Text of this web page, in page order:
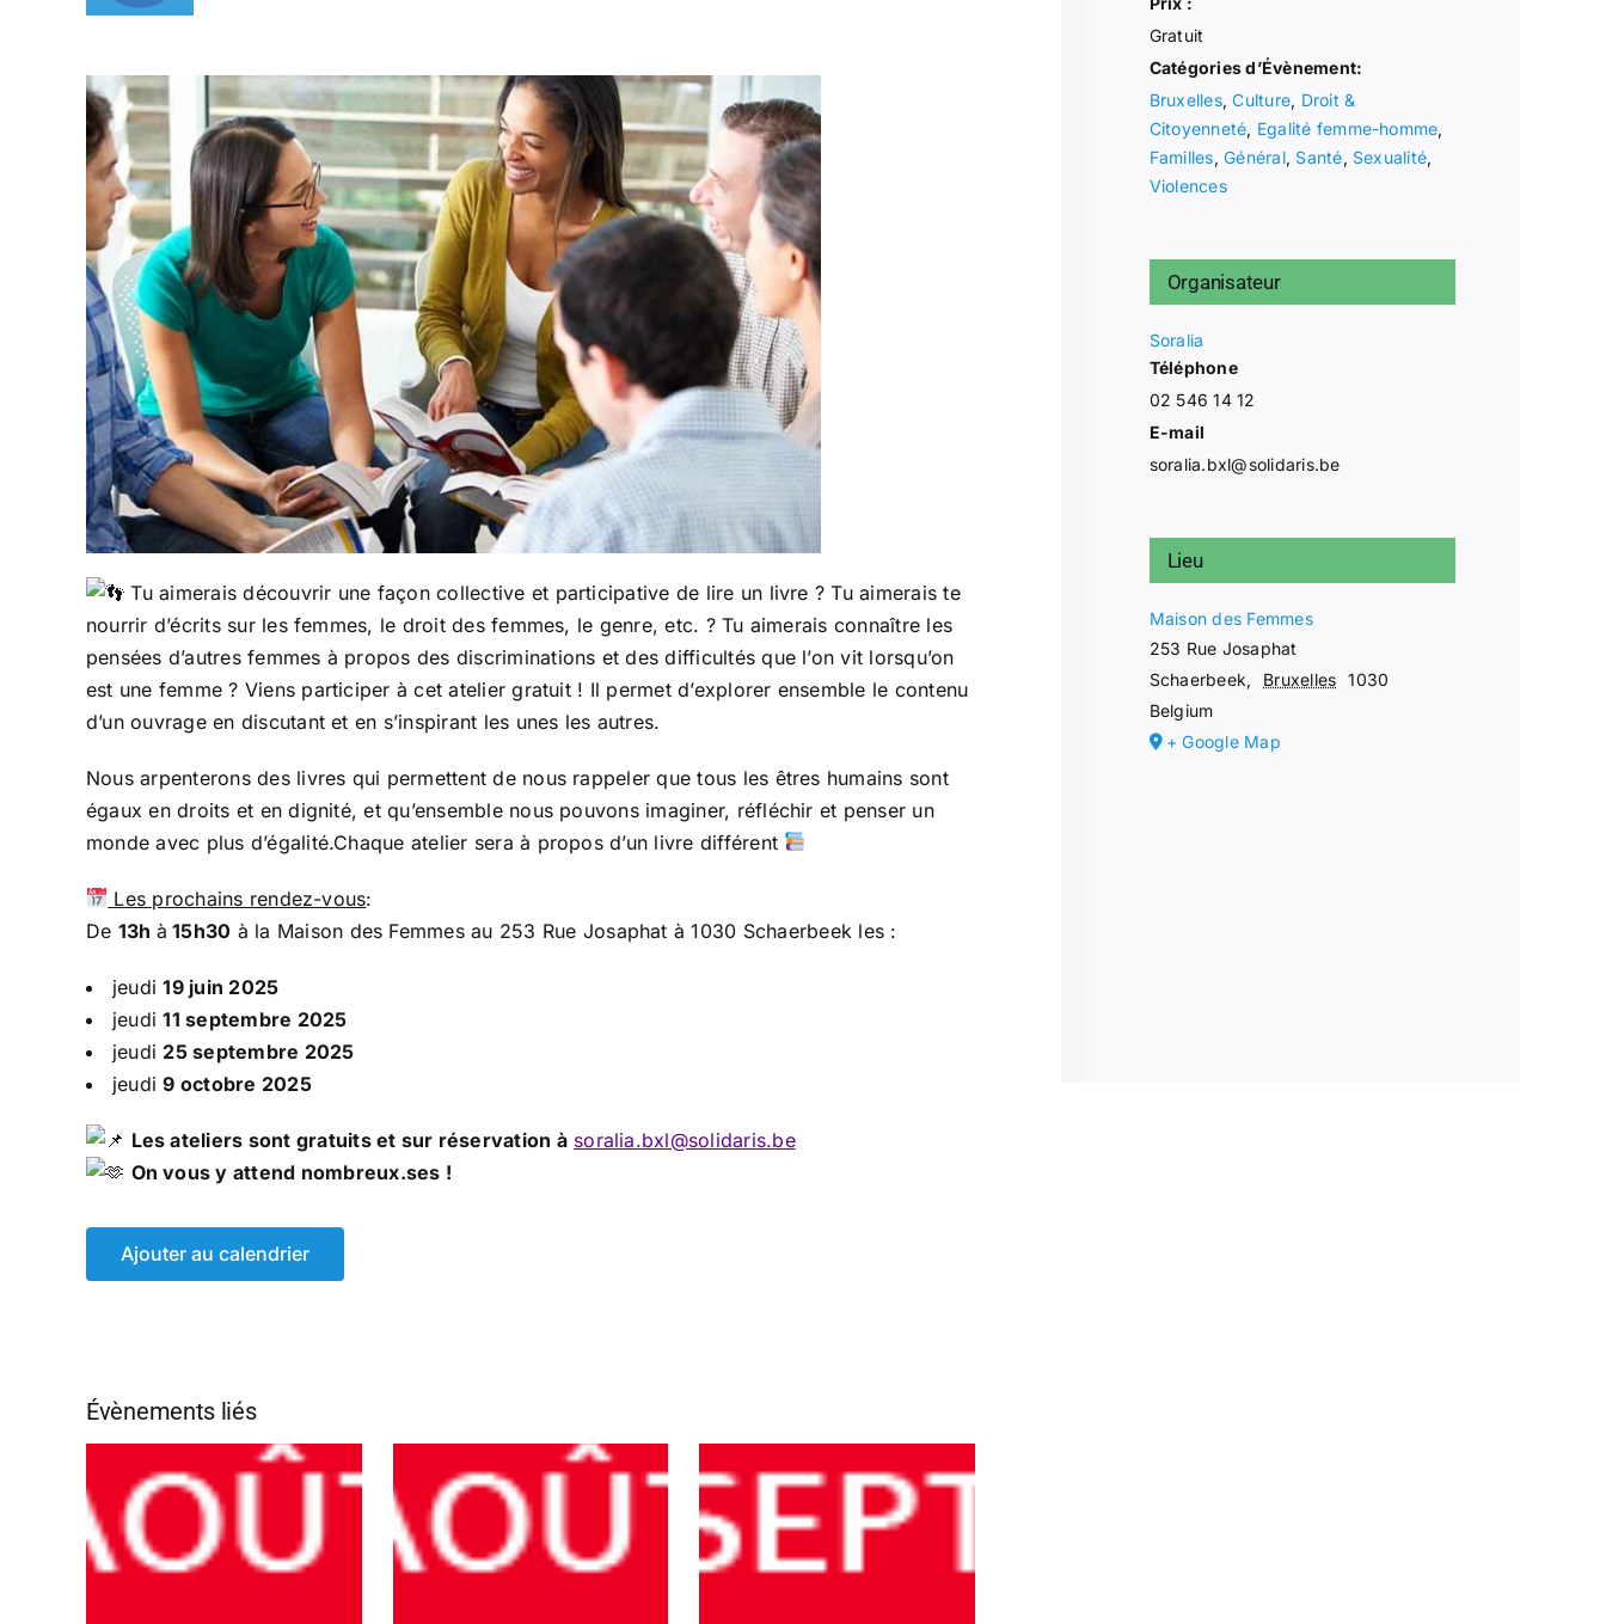
Tu aimerais découvrir une façon collective et participative de lire un livre ? Tu aimerais te
nourrir d’écrits sur les femmes, le droit des femmes, le genre, etc. ? Tu aimerais connaître les
pensées d’autres femmes à propos des discriminations et des difficultés que l’on vit lorsqu’on
est une femme ? Viens participer à cet atelier gratuit ! Il permet d’explorer ensemble le contenu
d’un ouvrage en discutant et en s’inspirant les unes les autres.
Nous arpenterons des livres qui permettent de nous rappeler que tous les êtres humains sont
égaux en droits et en dignité, et qu’ensemble nous pouvons imaginer, réfléchir et penser un
monde avec plus d’égalité.Chaque atelier sera à propos d’un livre différent
Les prochains rendez-vous:
De 13h à 15h30 à la Maison des Femmes au 253 Rue Josaphat à 1030 Schaerbeek les :
jeudi19 juin 2025
jeudi11 septembre 2025
jeudi 25 septembre 2025
jeudi9 octobre 2025
Les ateliers sont gratuits et sur réservation à soralia.bxl@solidaris.be
On vous y attend nombreux.ses !
Ajouter au calendrier
Évènements liés
Gratuit
Catégories d’Évènement:
Bruxelles,Culture, Droit &
Citoyenneté, Egalité femme-homme,
Familles,Général, Santé, Sexualité,
Violences
Organisateur
Soralia
Téléphone
02 546 14 12
E-mail
soralia.bxl@solidaris.be
Lieu
Maison des Femmes
253 Rue Josaphat
Schaerbeek, Bruxelles
1030
Belgium
+ Google Map